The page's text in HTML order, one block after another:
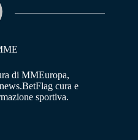
di MMEuropa,
cura e
sportiva.